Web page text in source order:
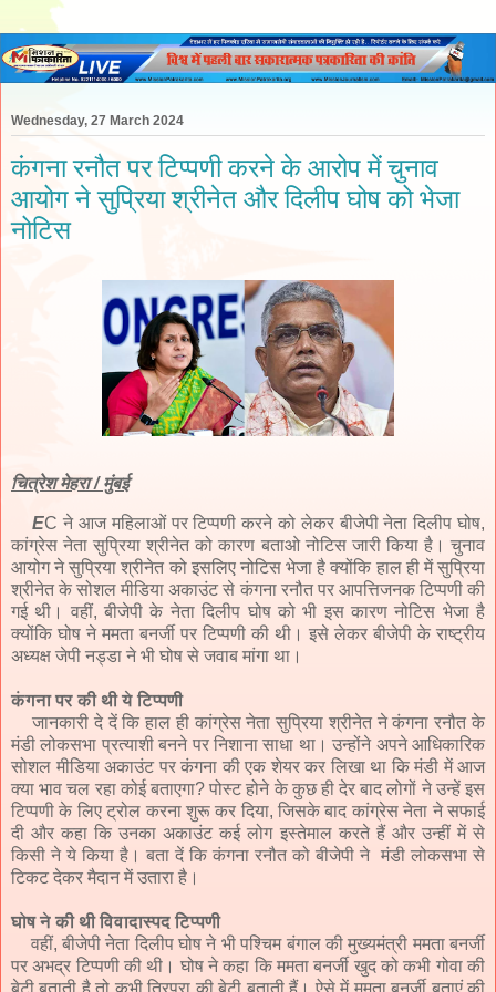
Wednesday, 27 March 2024
कंगना रनौत पर टिप्पणी करने के आरोप में चुनाव
आयोग ने सुप्रिया श्रीनेत और दिलीप घोष को भेजा
नोटिस
चित्रेश मेहरा / मुंबई
EC ने आज महिलाओं पर टिप्पणी करने को लेकर बीजेपी नेता दिलीप घोष,
कांग्रेस नेता सुप्रिया श्रीनेत को कारण बताओ नोटिस जारी किया है। चुनाव
आयोग ने सुप्रिया श्रीनेत को इसलिए नोटिस भेजा है क्योंकि हाल ही में सुप्रिया
श्रीनेत के सोशल मीडिया अकाउंट से कंगना रनौत पर आपत्तिजनक टिप्पणी की
गई थी। वहीं, बीजेपी के नेता दिलीप घोष को भी इस कारण नोटिस भेजा है
क्योंकि घोष ने ममता बनर्जी पर टिप्पणी की थी। इसे लेकर बीजेपी के राष्ट्रीय
अध्यक्ष जेपी नड्डा ने भी घोष से जवाब मांगा था।
कंगना पर की थी ये टिप्पणी
जानकारी दे दें कि हाल ही कांग्रेस नेता सुप्रिया श्रीनेत ने कंगना रनौत के
मंडी लोकसभा प्रत्याशी बनने पर निशाना साधा था। उन्होंने अपने आधिकारिक
सोशल मीडिया अकाउंट पर कंगना की एक शेयर कर लिखा था कि मंडी में आज
क्या भाव चल रहा कोई बताएगा? पोस्ट होने के कुछ ही देर बाद लोगों ने उन्हें इस
टिप्पणी के लिए ट्रोल करना शुरू कर दिया, जिसके बाद कांग्रेस नेता ने सफाई
दी और कहा कि उनका अकाउंट कई लोग इस्तेमाल करते हैं और उन्हीं में से
किसी ने ये किया है। बता दें कि कंगना रनौत को बीजेपी ने मंडी लोकसभा से
टिकट देकर मैदान में उतारा है।
घोष ने की थी विवादास्पद टिप्पणी
वहीं, बीजेपी नेता दिलीप घोष ने भी पश्चिम बंगाल की मुख्यमंत्री ममता बनर्जी
पर अभद्र टिप्पणी की थी। घोष ने कहा कि ममता बनर्जी खुद को कभी गोवा की